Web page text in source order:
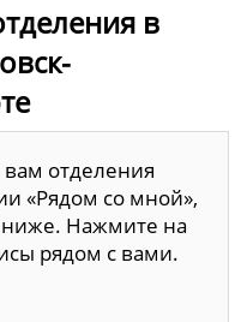
в
отделения
«Рядом со мной»,
ниже. Нажмите на
рядом с вами.